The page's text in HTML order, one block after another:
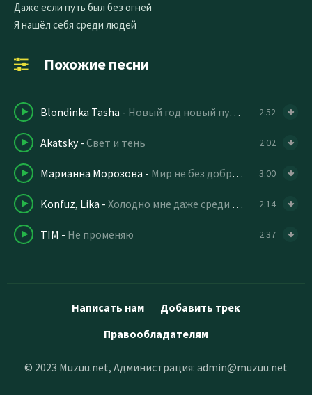
Даже если путь был без огней
Я нашёл себя среди людей
Похожие песни
Blondinka Tasha - Новый год новый путь новый свет 2:52
Akatsky- Свет и тень 2:02
Марианна Морозова - Мир не без добрых людей 3:00
Konfuz, Lika - Холодно мне даже среди огней 2:14
TIM - Не променяю 2:37
Написать нам
Добавить трек
Правообладателям
© 2023 Muzuu.net, Администрация: admin@muzuu.net